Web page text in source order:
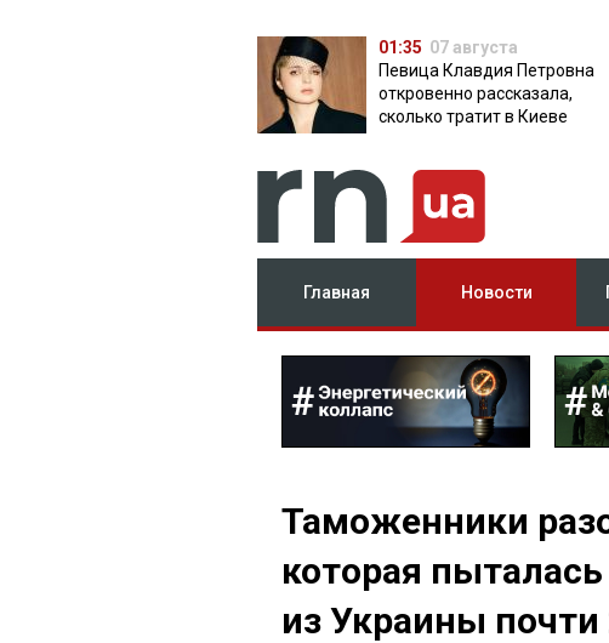
01:35 07 августа
Певица Клавдия Петровна
откровенно рассказала,
сколько тратит в Киеве
Главная Новости
Таможенники
которая
из Украины